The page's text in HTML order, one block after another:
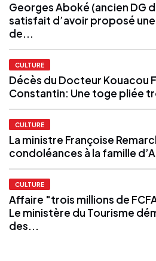
Georges Aboké (ancien DG
satisfait d’avoir proposé
de...
CULTURE
Décès du Docteur Kouacou
Constantin: Une toge pliée
CULTURE
La ministre Françoise
condoléances à la famille
CULTURE
Affaire "trois millions de
Le ministère du Tourisme
des...